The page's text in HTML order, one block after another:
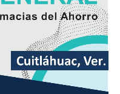
de conducción, la
y materiales de
mantener una mejor
las afectaciones